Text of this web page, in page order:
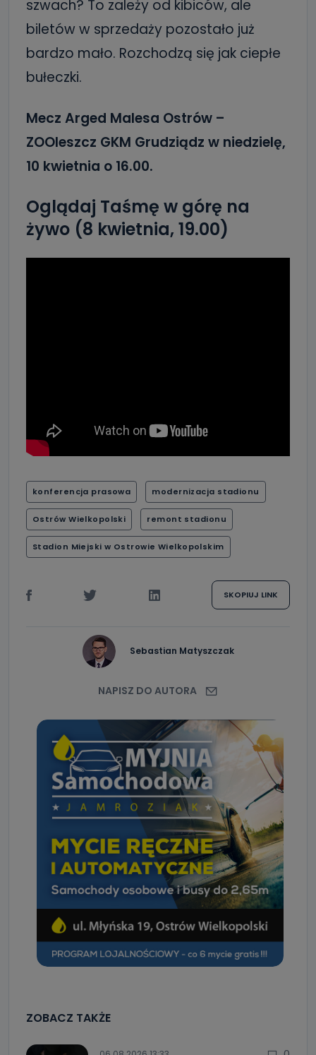
szwach? To zależy od kibiców, ale
biletów w sprzedaży pozostało już
bardzo mało. Rozchodzą się jak ciepłe
bułeczki.
Mecz Arged Malesa Ostrów –
ZOOleszcz GKM Grudziądz w niedzielę,
10 kwietnia o 16.00.
Oglądaj Taśmę w górę na
żywo (8 kwietnia, 19.00)
konferencja prasowa modernizacja stadionu
Ostrów Wielkopolski remont stadionu
Stadion Miejski w Ostrowie Wielkopolskim
SKOPIUJ LINK
Sebastian Matyszczak
NAPISZ DO AUTORA
ZOBACZ TAKŻE